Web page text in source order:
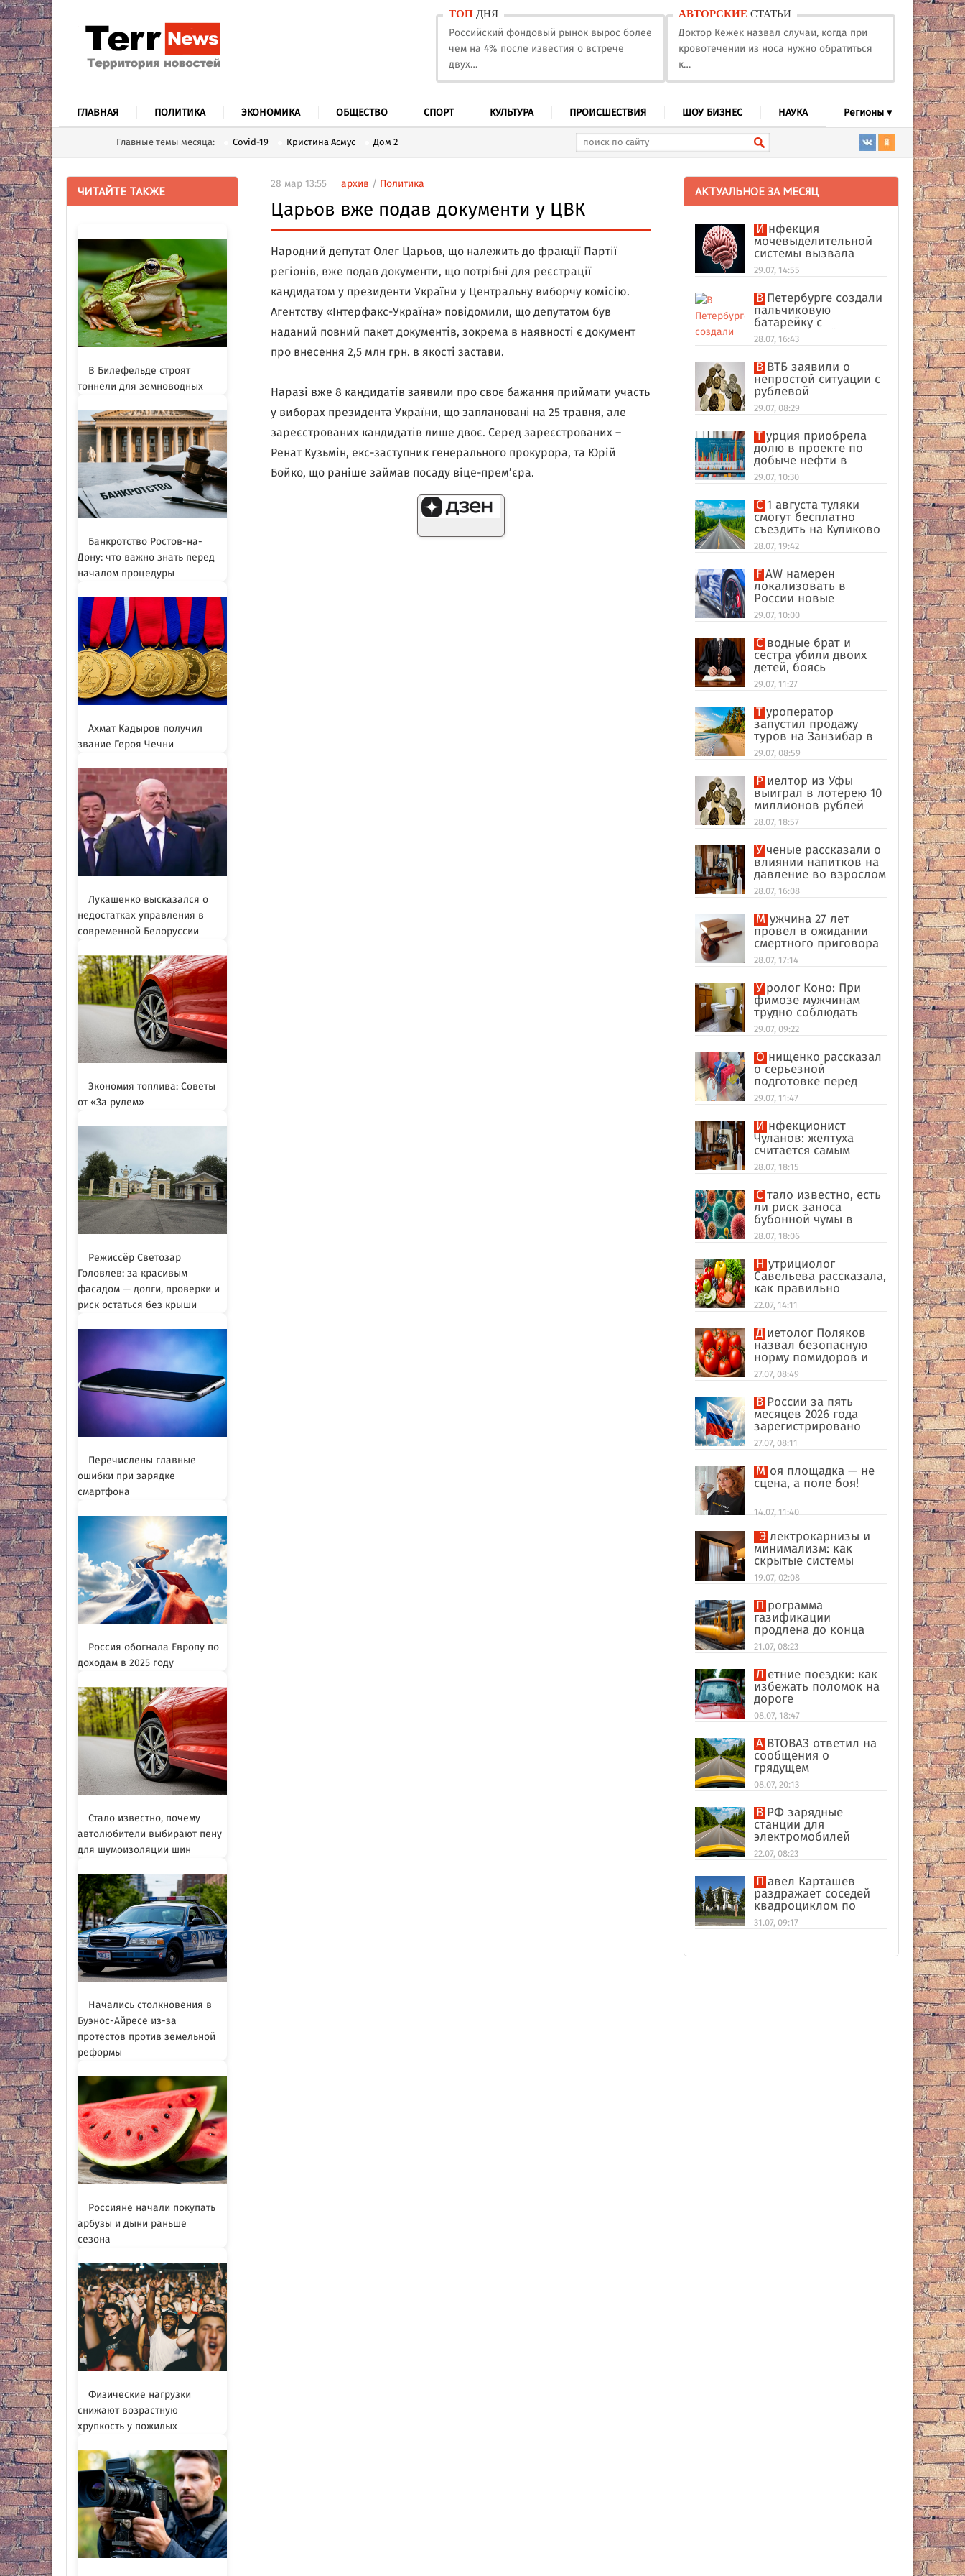
ТОП ДНЯ
Российский фондовый рынок вырос более
чем на 4% после известия о встрече
двух…
АВТОРСКИЕ СТАТЬИ
Доктор Кежек назвал случаи, когда при
кровотечении из носа нужно обратиться
к…
ГЛАВНАЯ ПОЛИТИКА ЭКОНОМИКА ОБЩЕСТВО СПОРТ КУЛЬТУРА ПРОИСШЕСТВИЯ ШОУ БИЗНЕС НАУКА Регионы ▾
Главные темы месяца: Covid-19 Кристина Асмус Дом 2
ЧИТАЙТЕ ТАКЖЕ
В Билефельде строят
тоннели для земноводных
Банкротство Ростов-на-
Дону: что важно знать перед
началом процедуры
Ахмат Кадыров получил
звание Героя Чечни
Лукашенко высказался о
недостатках управления в
современной Белоруссии
Экономия топлива: Советы
от «За рулем»
Режиссёр Светозар
Головлев: за красивым
фасадом — долги, проверки и
риск остаться без крыши
Перечислены главные
ошибки при зарядке
смартфона
Россия обогнала Европу по
доходам в 2025 году
Стало известно, почему
автолюбители выбирают пену
для шумоизоляции шин
Начались столкновения в
Буэнос-Айресе из-за
протестов против земельной
реформы
Россияне начали покупать
арбузы и дыни раньше
сезона
Физические нагрузки
снижают возрастную
хрупкость у пожилых
28 мар 13:55 архив / Политика
Царьов вже подав документи у ЦВК
Народний депутат Олег Царьов, що належить до фракції Партії
регіонів, вже подав документи, що потрібні для реєстрації
кандидатом у президенти України у Центральну виборчу комісію.
Агентству «Інтерфакс-Україна» повідомили, що депутатом був
наданий повний пакет документів, зокрема в наявності є документ
про внесення 2,5 млн грн. в якості застави.
Наразі вже 8 кандидатів заявили про своє бажання приймати участь
у виборах президента України, що заплановані на 25 травня, але
зареєстрованих кандидатів лише двоє. Серед зареєстрованих –
Ренат Кузьмін, екс-заступник генерального прокурора, та Юрій
Бойко, що раніше займав посаду віце-прем’єра.
АКТУАЛЬНОЕ ЗА МЕСЯЦ
Инфекция
мочевыделительной
системы вызвала
абсцесс мозга у
американки
29.07, 14:55
В Петербурге создали
пальчиковую
батарейку с
беспроводной
зарядкой
28.07, 16:43
В ВТБ заявили о
непростой ситуации с
рублевой
ликвидностью в
банковском секторе
29.07, 08:29
Турция приобрела
долю в проекте по
добыче нефти в
иракском Киркуке
29.07, 10:30
С 1 августа туляки
смогут бесплатно
съездить на Куликово
поле
28.07, 19:42
FAW намерен
локализовать в
России новые
кроссоверы
29.07, 10:00
Сводные брат и
сестра убили двоих
детей, боясь
разоблачения инцеста
29.07, 11:27
Туроператор
запустил продажу
туров на Занзибар в
качестве
альтернативы Турции
29.07, 08:59
Риелтор из Уфы
выиграл в лотерею 10
миллионов рублей
28.07, 18:57
Ученые рассказали о
влиянии напитков на
давление во взрослом
возрасте
28.07, 16:08
Мужчина 27 лет
провел в ожидании
смертного приговора
из-за поддельных
улик в США
28.07, 17:14
Уролог Коно: При
фимозе мужчинам
трудно соблюдать
интимную гигиену
29.07, 09:22
Онищенко рассказал
о серьезной
подготовке перед
отпуском в
экзотические страны
29.07, 11:47
Инфекционист
Чуланов: желтуха
считается самым
главным признаком
гепатита
28.07, 18:15
Стало известно, есть
ли риск заноса
бубонной чумы в
Россию
28.07, 18:06
Нутрициолог
Савельева рассказала,
как правильно
формировать
пищевые привычки
22.07, 14:11
Диетолог Поляков
назвал безопасную
норму помидоров и
огурцов
27.07, 08:49
В России за пять
месяцев 2026 года
зарегистрировано
рекордное число
иностранных
компаний
27.07, 08:11
Моя площадка — не
сцена, а поле боя!
14.07, 11:40
Электрокарнизы и
минимализм: как
скрытые системы
делают интерьер
дороже
19.07, 02:08
Программа
газификации
продлена до конца
2026 года
21.07, 08:23
Летние поездки: как
избежать поломок на
дороге
08.07, 18:47
АВТОВАЗ ответил на
сообщения о
грядущем
подорожании Lada
08.07, 20:13
В РФ зарядные
станции для
электромобилей
оказались на грани
перегрузки
22.07, 08:23
Павел Карташев
раздражает соседей
квадроциклом по
выходным под Тверью
31.07, 09:17